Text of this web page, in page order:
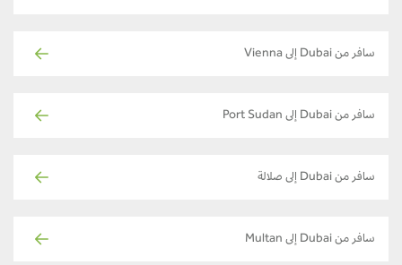
سافر من Dubai إلى Vienna
سافر من Dubai إلى Port Sudan
سافر من Dubai إلى صلالة
سافر من Dubai إلى Multan